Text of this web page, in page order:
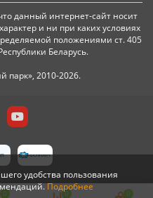
удобства пользования
Подробнее
данный интернет-сайт носит
и ни при каких условиях
положениями ст. 405
Беларусь.
парк», 2010-2026.
0 0 0